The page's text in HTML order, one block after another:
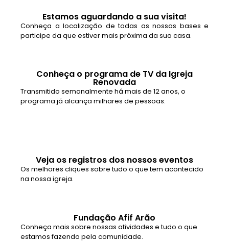
Estamos aguardando a sua visita!
Conheça a localização de todas as nossas bases e
participe da que estiver mais próxima da sua casa.
Conheça o programa de TV da Igreja
Renovada
Transmitido semanalmente há mais de 12 anos, o
programa já alcança milhares de pessoas.
Veja os registros dos nossos eventos
Os melhores cliques sobre tudo o que tem acontecido
na nossa igreja.
Fundação Afif Arão
Conheça mais sobre nossas atividades e tudo o que
estamos fazendo pela comunidade.